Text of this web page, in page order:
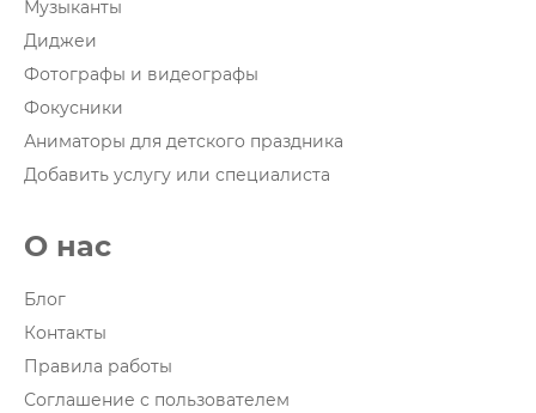
Музыканты
Диджеи
Фотографы и видеографы
Фокусники
Аниматоры для детского праздника
Добавить услугу или специалиста
О нас
Блог
Контакты
Правила работы
Соглашение с пользователем